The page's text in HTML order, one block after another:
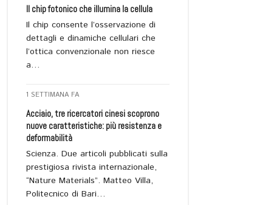
Il chip fotonico che illumina la cellula
Il chip consente l’osservazione di
dettagli e dinamiche cellulari che
l’ottica convenzionale non riesce
a…
1 SETTIMANA FA
Acciaio, tre ricercatori cinesi scoprono
nuove caratteristiche: più resistenza e
deformabilità
Scienza. Due articoli pubblicati sulla
prestigiosa rivista internazionale,
“Nature Materials”. Matteo Villa,
Politecnico di Bari…